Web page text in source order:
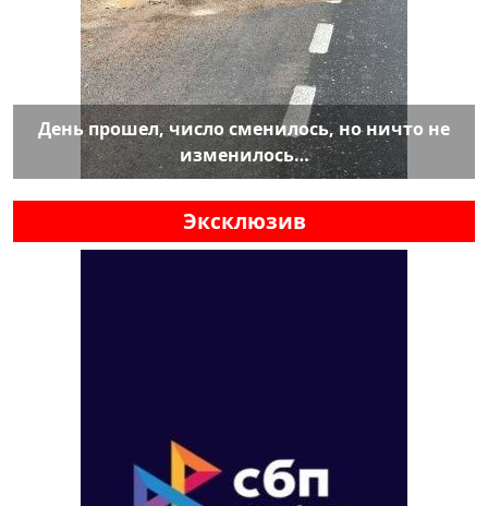
День прошел, число сменилось, но ничто не
изменилось…
Эксклюзив